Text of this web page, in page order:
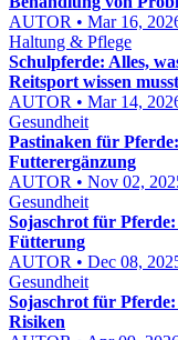
AUTOR • Mar 16,
Haltung & Pflege
Schulpferde: Alles,
Reitsport wissen musst
AUTOR • Mar 14,
Gesundheit
Pastinaken für
Futterergänzung
AUTOR • Nov 02,
Gesundheit
Sojaschrot für
Fütterung
AUTOR • Dec 08,
Gesundheit
Sojaschrot für
Risiken